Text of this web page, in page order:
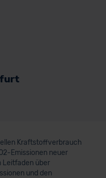
Kraftstoffverbrauch
Emissionen neuer
Leitfaden über
und den